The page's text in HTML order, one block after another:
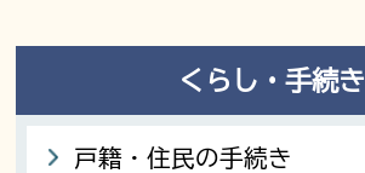
くらし・手続き
戸籍・住民の手続き